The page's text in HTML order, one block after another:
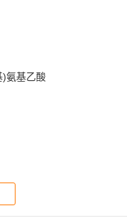
)氨基乙酸